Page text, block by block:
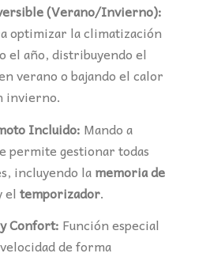
(Verano/Invierno):
optimizar la climatización
el año, distribuyendo el
verano o bajando el calor
invierno.
Incluido: Mando a
permite gestionar todas
incluyendo lamemoria de
eltemporizador.
Confort: Función especial
de forma